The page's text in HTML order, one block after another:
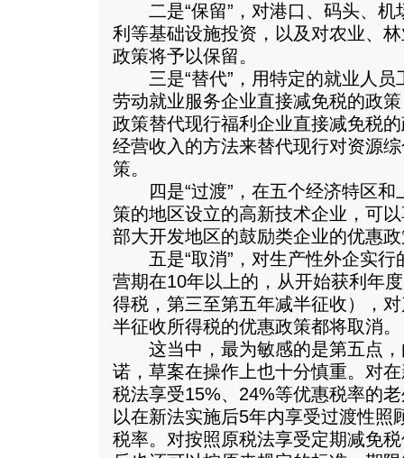
二是“保留”，对港口、码头、机
利等基础设施投资，以及对农业、
政策将予以保留。
三是“替代”，用特定的就业人员
劳动就业服务企业直接减免税的政
政策替代现行福利企业直接减免税
经营收入的方法来替代现行对资源
策。
四是“过渡”，在五个经济特区和
策的地区设立的高新技术企业，可
部大开发地区的鼓励类企业的优惠
五是“取消”，对生产性外企实行
营期在10年以上的，从开始获利年
得税，第三至第五年减半征收），
半征收所得税的优惠政策都将取消。
这当中，最为敏感的是第五点，
诺，草案在操作上也十分慎重。对
税法享受15%、24%等优惠税率的
以在新法实施后5年内享受过渡性照
税率。对按照原税法享受定期减免